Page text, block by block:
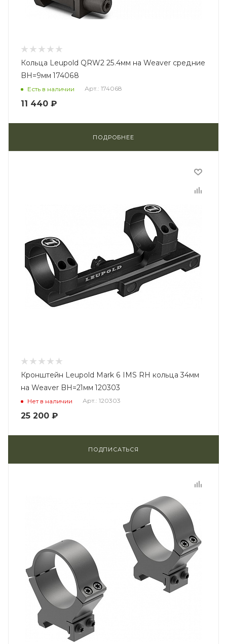
Кольца Leupold QRW2 25.4мм на Weaver средние
BH=9мм 174068
Есть в наличии Арт.: 174068
11 440 ₽
ПОДРОБНЕЕ
Кронштейн Leupold Mark 6 IMS RH кольца 34мм
на Weaver BH=21мм 120303
Нет в наличии Арт.: 120303
25 200 ₽
ПОДПИСАТЬСЯ